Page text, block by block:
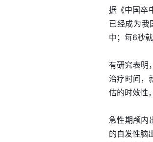
据《中国卒
已经成为我
中；每6秒
有研究表明
治疗时间，
估的时效性
急性期颅内
的自发性脑